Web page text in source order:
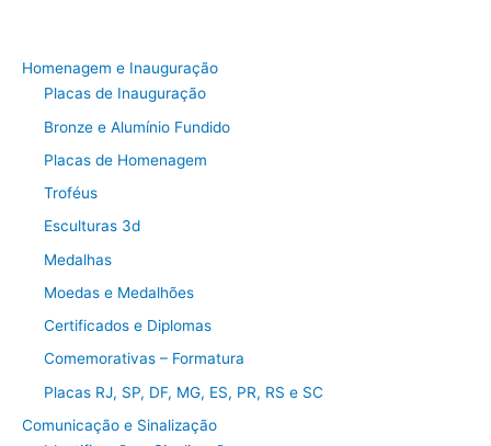
Homenagem e Inauguração
Placas de Inauguração
Bronze e Alumínio Fundido
Placas de Homenagem
Troféus
Esculturas 3d
Medalhas
Moedas e Medalhões
Certificados e Diplomas
Comemorativas – Formatura
Placas RJ, SP, DF, MG, ES, PR, RS e SC
Comunicação e Sinalização